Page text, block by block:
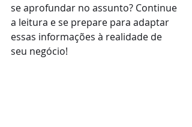
se aprofundar no assunto? Continue
a leitura e se prepare para adaptar
essas informações à realidade de
seu negócio!